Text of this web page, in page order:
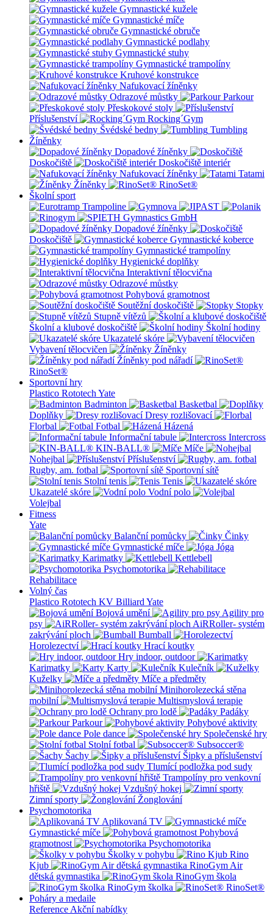
Gymnastické kužele
Gymnastické míče
Gymnastické obruče
Gymnastické podlahy
Gymnastické stuhy
Gymnastické trampolíny
Kruhové konstrukce
Nafukovací žíněnky
Odrazové můstky
Parkour
Přeskokové stoly
Příslušenství
Rocking´Gym
Švédské bedny
Tumbling
Žíněnky
Dopadové žíněnky
Doskočiště
Doskočiště interiér
Nafukovací žíněnky
Tatami
Žíněnky
RinoSet®
Školní sport
Dopadové žíněnky
Doskočiště
Gymnastické koberce
Gymnastické trampolíny
Hygienické doplňky
Interaktivní tělocvična
Odrazové můstky
Pohybová gramotnost
Soutěžní doskočiště
Stopky
Stupně vítězů
Školní a klubové doskočiště
Školní hodiny
Ukazatelé skóre
Vybavení tělocvičen
Žíněnky
Žíněnky pod nářadí
RinoSet®
Sportovní hry
Plastico Rototech Yate
Badminton
Basketbal
Doplňky
Dresy rozlišovací
Florbal
Fotbal
Házená
Informační tabule
Intercross
KIN-BALL®
Míče
Nohejbal
Příslušenství
Rugby, am. fotbal
Sportovní sítě
Stolní tenis
Tenis
Ukazatelé skóre
Vodní polo
Volejbal
Fitness
Yate
Balanční pomůcky
Činky
Gymnastické míče
Jóga
Karimatky
Kettlebell
Psychomotorika
Rehabilitace
Volný čas
Plastico Rototech KV Billiard Yate
Bojová umění
Agility pro
psy
AiRRoller- systém
zakrývání ploch
Bumball
Horolezectví
Hrací koutky
Hry indoor, outdoor
Karimatky
Karty
Kulečník
Kuželky
Míče a předměty
Minihorolezecká stěna
mobilní
Multismyslová terapie
Ochrany pro lodě
Padáky
Parkour
Pohybové aktivity
Pole dance
Společenské hry
Stolní fotbal
Subsoccer®
Šachy
Šipky a příslušenství
Tlumící podložka pod sudy
Trampolíny pro venkovní
hřiště
Vzdušný hokej
Zimní sporty
Žonglování
Psychomotorika
Aplikovaná TV
Gymnastické míče
Pohybová
gramotnost
Psychomotorika
Školky v pohybu
Rino
Kjub
RinoGym Air
dětská gymnastika
RinoGym škola
RinoGym školka
RinoSet®
Poháry a medaile
Reference Akční nabídky